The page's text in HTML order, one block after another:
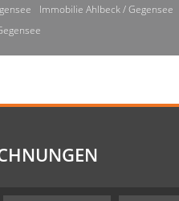
Immobilie Ahlbeck / Gegensee